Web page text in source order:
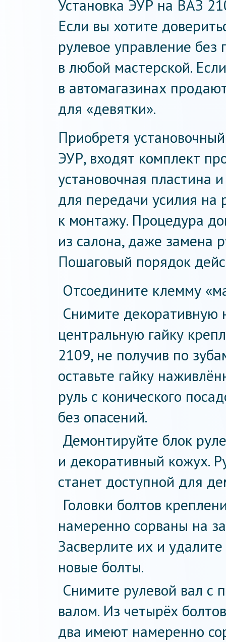
Установка ЭУР на ВАЗ
Если вы хотите
рулевое управление без
в любой мастерской.
в автомагазинах
для «девятки».
Приобретя
ЭУР, входят комплект
установочная пластина
для передачи усилия на
к монтажу. Процедура
из салона, даже замена
Пошаговый порядок
Отсоедините клемму
Снимите декоративную
центральную гайку
2109, не получив по
оставьте гайку
руль с конического
без опасений.
Демонтируйте блок
и декоративный кожух.
станет доступной для
Головки болтов
намеренно сорваны на
Засверлите их и
новые болты.
Снимите рулевой вал
валом. Из четырёх
два имеют намеренно